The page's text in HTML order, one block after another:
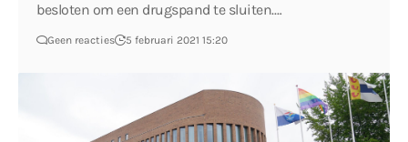
besloten om een drugspand te sluiten.…
Geen reacties 5 februari 2021 15:20